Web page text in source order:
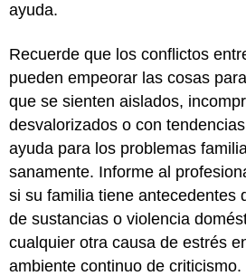
ayuda.
Recuerde que los conflictos
pueden empeorar las cosas
que se sienten aislados,
desvalorizados o con
ayuda para los problemas
sanamente. Informe al
si su familia tiene antecedentes
de sustancias o violencia
cualquier otra causa de estrés
ambiente continuo de criticismo.